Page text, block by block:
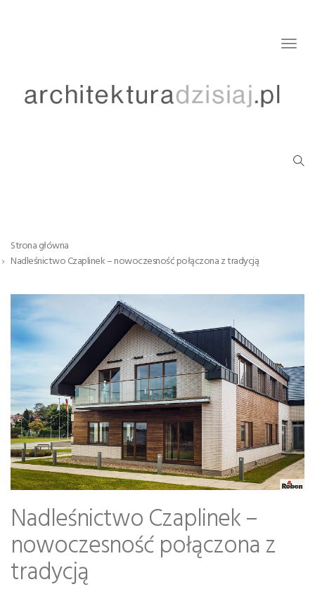
Strona główna
Nadleśnictwo Czaplinek – nowoczesność połączona z tradycją
Nadleśnictwo Czaplinek –
nowoczesność połączona z
tradycją